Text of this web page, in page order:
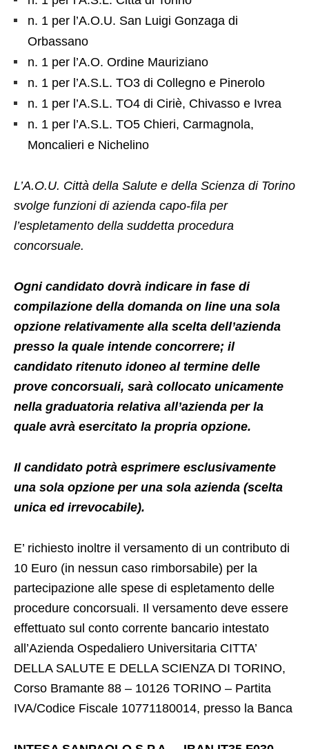
n. 1 per l’A.O.U. San Luigi Gonzaga di
Orbassano
n. 1 per l’A.O. Ordine Mauriziano
n. 1 per l’A.S.L. TO3 di Collegno e Pinerolo
n. 1 per l’A.S.L. TO4 di Ciriè, Chivasso e Ivrea
n. 1 per l’A.S.L. TO5 Chieri, Carmagnola,
Moncalieri e Nichelino
L’A.O.U. Città della Salute e della Scienza di Torino
svolge funzioni di azienda capo-fila per
l’espletamento della suddetta procedura
concorsuale.
Ogni candidato dovrà indicare in fase di
compilazione della domanda on line una sola
opzione relativamente alla scelta dell’azienda
presso la quale intende concorrere; il
candidato ritenuto idoneo al termine delle
prove concorsuali, sarà collocato unicamente
nella graduatoria relativa all’azienda per la
quale avrà esercitato la propria opzione.
Il candidato potrà esprimere esclusivamente
una sola opzione per una sola azienda (scelta
unica ed irrevocabile).
E’ richiesto inoltre il versamento di un contributo di
10 Euro (in nessun caso rimborsabile) per la
partecipazione alle spese di espletamento delle
procedure concorsuali. Il versamento deve essere
effettuato sul conto corrente bancario intestato
all’Azienda Ospedaliero Universitaria CITTA’
DELLA SALUTE E DELLA SCIENZA DI TORINO,
Corso Bramante 88 – 10126 TORINO – Partita
IVA/Codice Fiscale 10771180014, presso la Banca